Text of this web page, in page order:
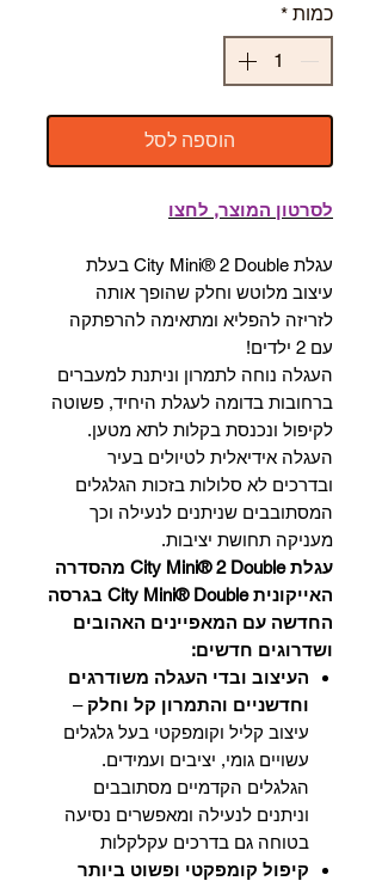
כמות *
הוספה לסל
לסרטון המוצר, לחצו
עגלת City Mini® 2 Double בעלת
עיצוב מלוטש וחלק שהופך אותה
לזריזה להפליא ומתאימה להרפתקה
עם 2 ילדים!
העגלה נוחה לתמרון וניתנת למעברים
ברחובות בדומה לעגלת היחיד, פשוטה
לקיפול ונכנסת בקלות לתא מטען.
העגלה אידיאלית לטיולים בעיר
ובדרכים לא סלולות בזכות הגלגלים
המסתובבים שניתנים לנעילה וכך
מעניקה תחושת יציבות.
עגלת City Mini® 2 Double מהסדרה
האייקונית City Mini® Double בגרסה
החדשה עם המאפיינים האהובים
ושדרוגים חדשים:
העיצוב ובדי העגלה משודרגים
וחדשניים והתמרון קל וחלק–
עיצוב קליל וקומפקטי בעל גלגלים
עשויים גומי, יציבים ועמידים.
הגלגלים הקדמיים מסתובבים
וניתנים לנעילה ומאפשרים נסיעה
בטוחה גם בדרכים עקלקלות
קיפול קומפקטי ופשוט ביותר